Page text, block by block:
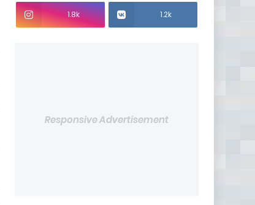
1.8k 1.2k
Responsive Advertisement